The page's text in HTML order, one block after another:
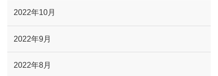
2022年10月
2022年9月
2022年8月